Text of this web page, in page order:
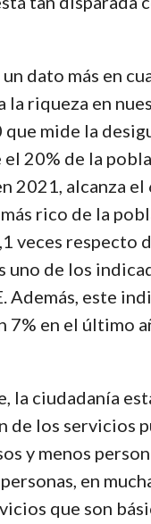
dato más en
la riqueza en
mide la
20% de la
2021, alcanza el
rico de la
veces respecto
uno de los
Además, este
7% en el último
la ciudadanía
de los servicios
y menos
en
que son